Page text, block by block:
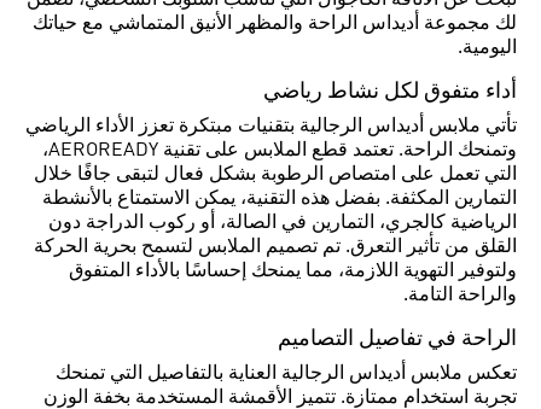
لك مجموعة أديداس الراحة والمظهر الأنيق المتماشي مع حياتك
اليومية.
أداء متفوق لكل نشاط رياضي
تأتي ملابس أديداس الرجالية بتقنيات مبتكرة تعزز الأداء الرياضي
وتمنحك الراحة. تعتمد قطع الملابس على تقنية AEROREADY،
التي تعمل على امتصاص الرطوبة بشكل فعال لتبقى جافًا خلال
التمارين المكثفة. بفضل هذه التقنية، يمكن الاستمتاع بالأنشطة
الرياضية كالجري، التمارين في الصالة، أو ركوب الدراجة دون
القلق من تأثير التعرق. تم تصميم الملابس لتسمح بحرية الحركة
ولتوفير التهوية اللازمة، مما يمنحك إحساسًا بالأداء المتفوق
والراحة التامة.
الراحة في تفاصيل التصاميم
تعكس ملابس أديداس الرجالية العناية بالتفاصيل التي تمنحك
تجربة استخدام ممتازة. تتميز الأقمشة المستخدمة بخفة الوزن